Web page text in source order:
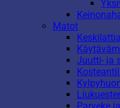
Matot
Juutti- ja